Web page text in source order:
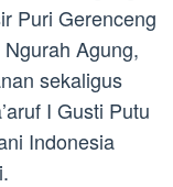
Puri Gerenceng
Agung,
sekaligus
I Gusti Putu
Indonesia